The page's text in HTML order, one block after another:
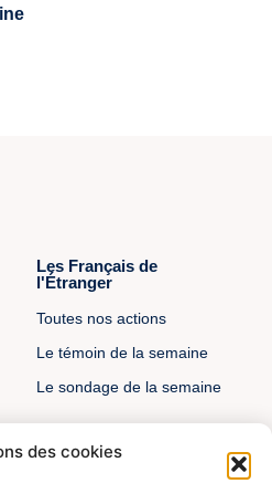
des cookies
Les Français de
l'Étranger
Toutes nos actions
Le témoin de la semaine
Le sondage de la semaine